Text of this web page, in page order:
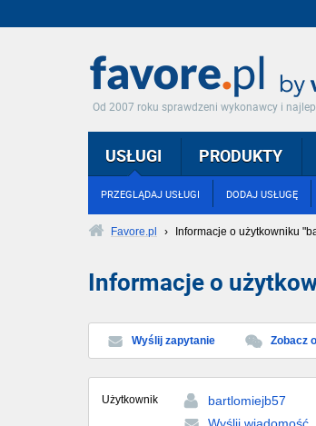
Od 2007 roku sprawdzeni wykonawcy i
USŁUGI
PRZEGLĄDAJ USŁUGI DODAJ USŁUGĘ
PRODUKTY
Favore.pl › Informacje o użytkowniku
Informacje o
Wyślij zapytanie Zobacz
Użytkownik
bartlomiejb57